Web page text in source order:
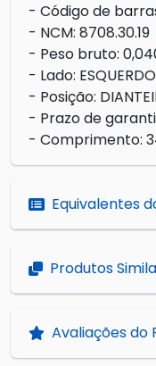
- Código de
- NCM: 8708.30.19
- Peso bruto:
- Lado: ESQUERDO
- Posição:
- Prazo de
- Comprimento:
Equivalentes
Produtos
Avaliações do